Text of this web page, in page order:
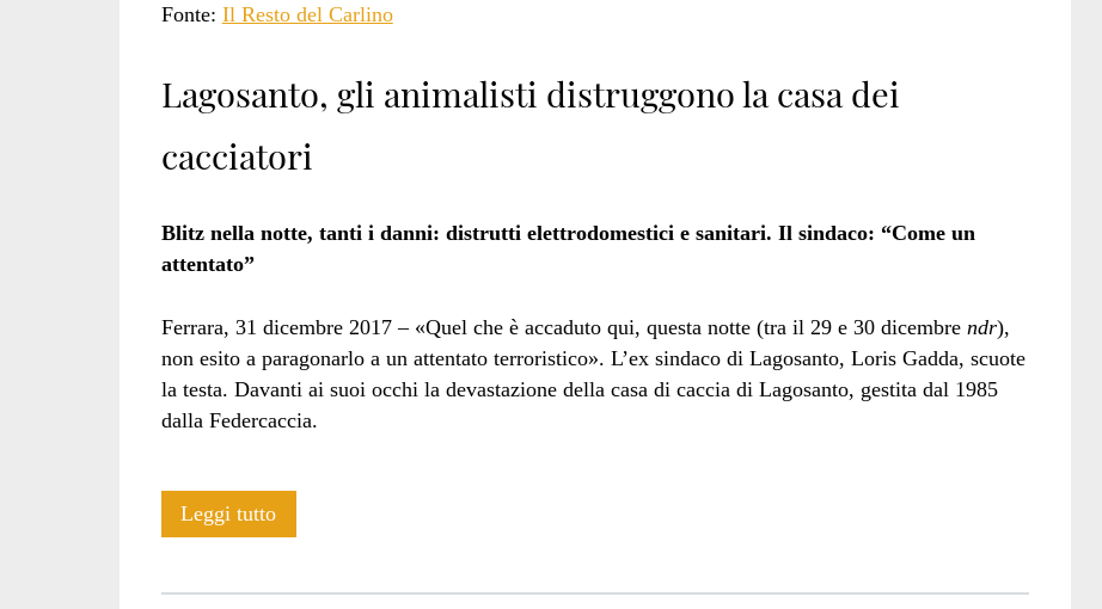
Fonte: Il Resto del Carlino
Lagosanto, gli animalisti distruggono la casa dei
cacciatori
Blitz nella notte, tanti i danni: distrutti elettrodomestici e sanitari. Il sindaco: “Come un
attentato”
Ferrara, 31 dicembre 2017 – «Quel che è accaduto qui, questa notte (tra il 29 e 30 dicembre ndr),
non esito a paragonarlo a un attentato terroristico». L’ex sindaco di Lagosanto, Loris Gadda, scuote
la testa. Davanti ai suoi occhi la devastazione della casa di caccia di Lagosanto, gestita dal 1985
dalla Federcaccia.
Leggi tuttoA.L.F.